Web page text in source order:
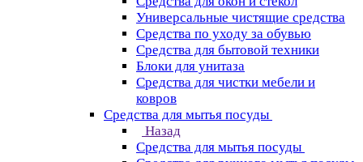
Универсальные чистящие средства
Средства по уходу за обувью
Средства для бытовой техники
Блоки для унитаза
Средства для чистки мебели и
ковров
Средства для мытья посуды
Назад
Средства для мытья посуды